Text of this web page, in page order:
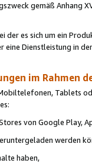
gemäß Anhang
es sich um ein
Dienstleistung in
im Rahmen
Tablets
von Google Play,
werden
haben,